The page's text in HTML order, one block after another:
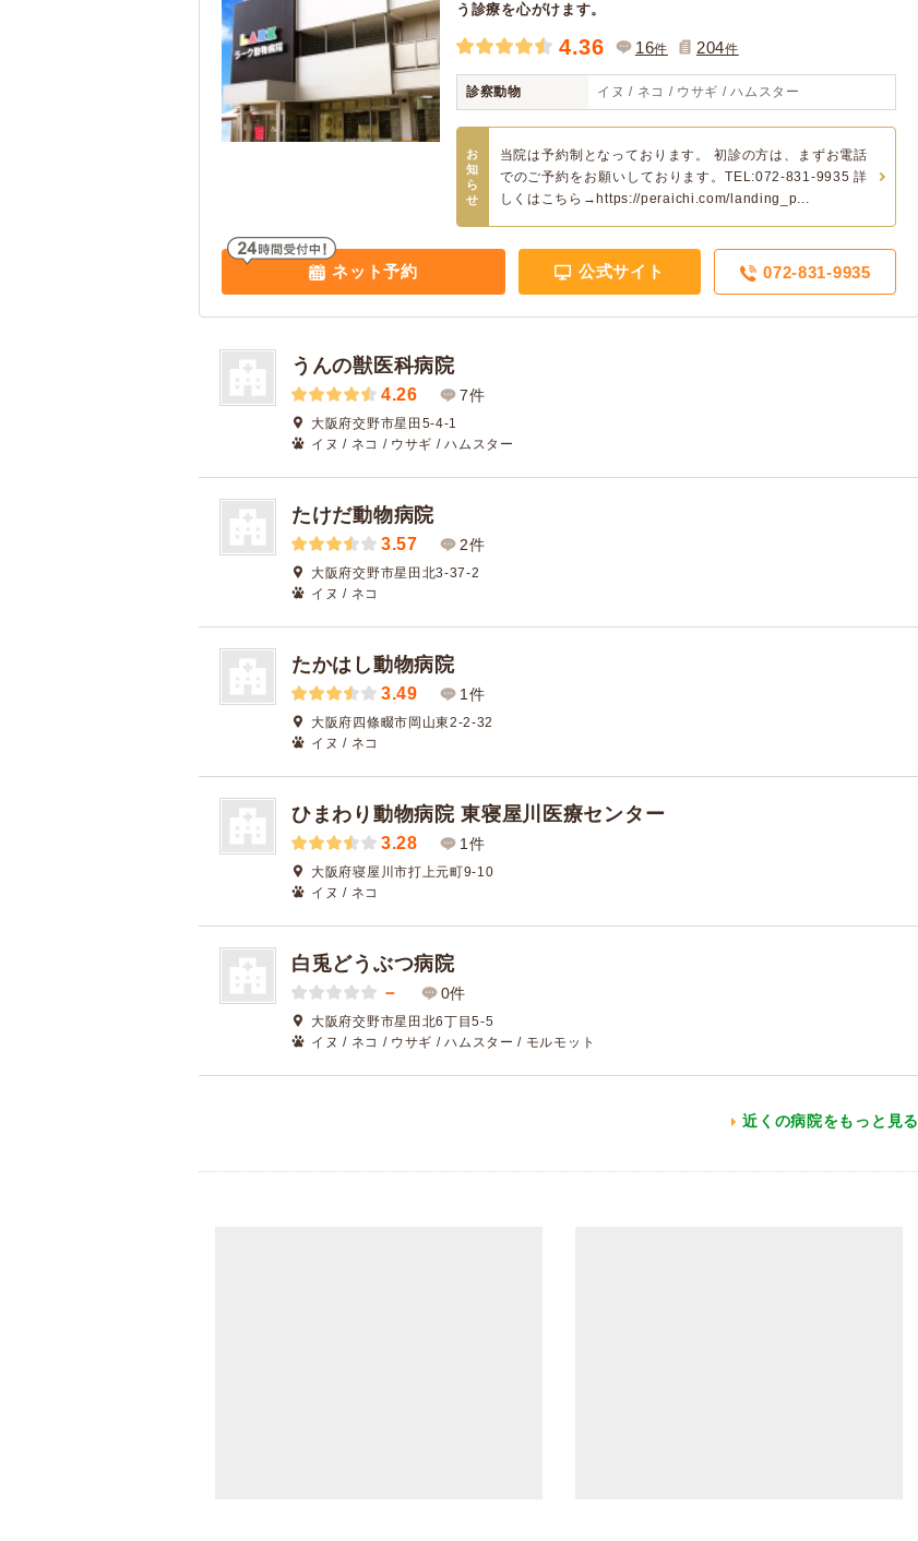
う診療を心がけます。
4.36 16件 204件
診察動物 イヌ / ネコ / ウサギ / ハムスター
お
知
ら
せ
当院は予約制となっております。 初診の方は、まずお電話
でのご予約をお願いしております。TEL:072-831-9935 詳
しくはこちら→https://peraichi.com/landing_p...
ネット予約 公式サイト 072-831-9935
うんの獣医科病院
4.26 7件
大阪府交野市星田5-4-1
イヌ / ネコ / ウサギ / ハムスター
たけだ動物病院
3.57 2件
大阪府交野市星田北3-37-2
イヌ / ネコ
たかはし動物病院
3.49 1件
大阪府四條畷市岡山東2-2-32
イヌ / ネコ
ひまわり動物病院 東寝屋川医療センター
3.28 1件
大阪府寝屋川市打上元町9-10
イヌ / ネコ
白兎どうぶつ病院
－ 0件
大阪府交野市星田北6丁目5-5
イヌ / ネコ / ウサギ / ハムスター / モルモット
近くの病院をもっと見る